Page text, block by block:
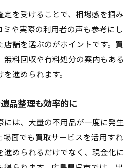
定を受けることで、相場感を掴み
ミや実際の利用者の声も参考にし
店舗を選ぶのがポイントです。買
無料回収や有料処分の案内もある
進められます。
品整理も効率的に
には、大量の不用品が一度に発生
場面でも買取サービスを活用すれ
進められるだけでなく、現金化に